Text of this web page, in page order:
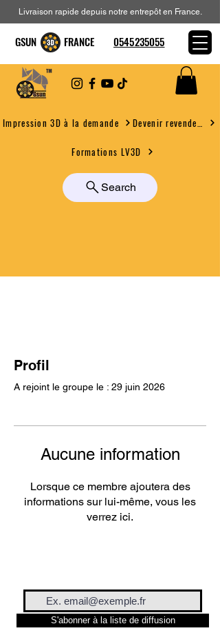
Impression 3D à la demande
Formations LV3D
Search
Livraison rapide depuis notre entrepôt en France.
GSUN FRANCE 0545235055
Profil
A rejoint le groupe le : 29 juin 2026
Aucune information
Lorsque ce membre ajoutera des
informations sur lui-même, vous les
verrez ici.
S'abonner à la liste de diffusion